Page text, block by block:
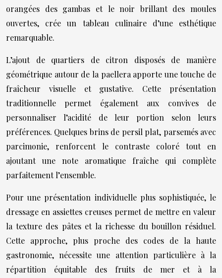
orangées des gambas et le noir brillant des moules
ouvertes, crée un tableau culinaire d’une esthétique
remarquable.
L’ajout de quartiers de citron disposés de manière
géométrique autour de la paellera apporte une touche de
fraîcheur visuelle et gustative. Cette présentation
traditionnelle permet également aux convives de
personnaliser l’acidité de leur portion selon leurs
préférences. Quelques brins de persil plat, parsemés avec
parcimonie, renforcent le contraste coloré tout en
ajoutant une note aromatique fraîche qui complète
parfaitement l’ensemble.
Pour une présentation individuelle plus sophistiquée, le
dressage en assiettes creuses permet de mettre en valeur
la texture des pâtes et la richesse du bouillon résiduel.
Cette approche, plus proche des codes de la haute
gastronomie, nécessite une attention particulière à la
répartition équitable des fruits de mer et à la